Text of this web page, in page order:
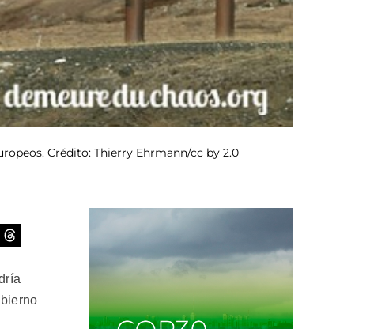
Crédito: Thierry Ehrmann/cc by 2.0